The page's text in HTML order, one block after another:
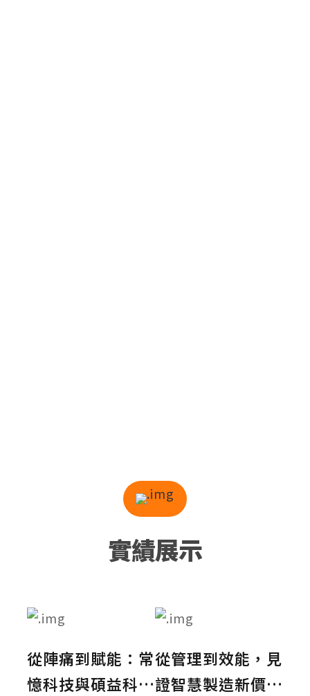
實績展示
從陣痛到賦能：常
憶科技與碩益科技
從管理到效能，見
證智慧製造新價值